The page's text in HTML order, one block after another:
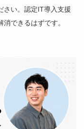
さい。認定IT導入支援
できるはずです。